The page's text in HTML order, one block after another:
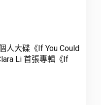
人大碟《If You Could
Li 首張專輯《If